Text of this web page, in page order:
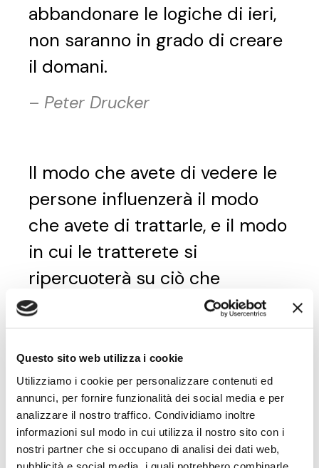
Questo sito web utilizza i cookie
Utilizziamo i cookie per personalizzare contenuti ed
annunci, per fornire funzionalità dei social media e per
analizzare il nostro traffico. Condividiamo inoltre
informazioni sul modo in cui utilizza il nostro sito con i
nostri partner che si occupano di analisi dei dati web,
abbandonare le logiche di ieri,
non saranno in grado di creare
il domani.
– Peter Drucker
Il modo che avete di vedere le
persone influenzerà il modo
che avete di trattarle, e il modo
in cui le tratterete si
ripercuoterà su ciò che
diventeranno.
L'innovazione distingue un
leader da un follower.